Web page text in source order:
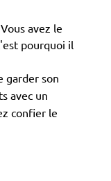
avez le
pourquoi il
garder son
avec un
confier le